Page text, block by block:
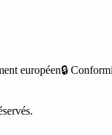
européen🔒